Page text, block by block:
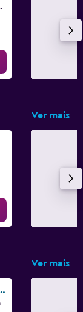
Ver mais
Ver mais
Krakow